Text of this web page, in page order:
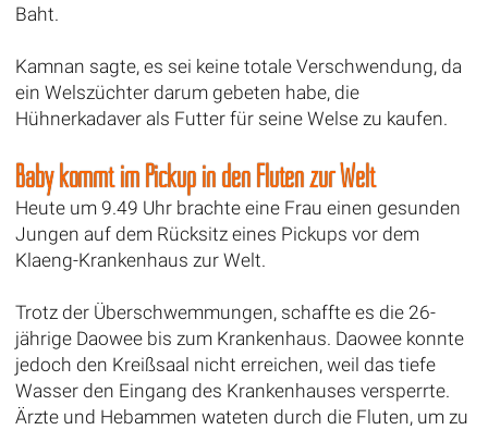
Baht.
Kamnan sagte, es sei keine totale Verschwendung, da
ein Welszüchter darum gebeten habe, die
Hühnerkadaver als Futter für seine Welse zu kaufen.
Baby kommt im Pickup in den Fluten zur Welt
Heute um 9.49 Uhr brachte eine Frau einen gesunden
Jungen auf dem Rücksitz eines Pickups vor dem
Klaeng-Krankenhaus zur Welt.
Trotz der Überschwemmungen, schaffte es die 26-
jährige Daowee bis zum Krankenhaus. Daowee konnte
jedoch den Kreißsaal nicht erreichen, weil das tiefe
Wasser den Eingang des Krankenhauses versperrte.
Ärzte und Hebammen wateten durch die Fluten, um zu